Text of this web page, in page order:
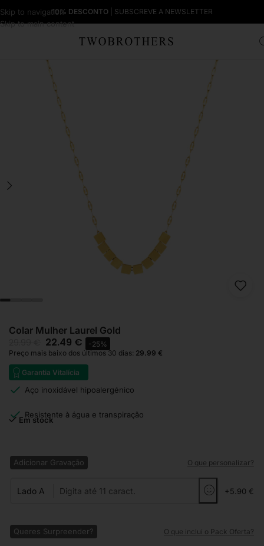
Skip to navigation
Skip to main content
10% DESCONTO| SUBSCREVE A NEWSLETTER
Colares Mulher
Colar Mulher Laurel Gold
22.49 €
-25%
Preço mais baixo dos últimos 30 dias: 29.99 €
Garantia Vitalícia
Aço inoxidável hipoalergénico
Resistente à água e transpiração
Em stock
Adicionar Gravação O que personalizar?
Lado A +5.90 €
Queres Surpreender? O que inclui o Pack Oferta?